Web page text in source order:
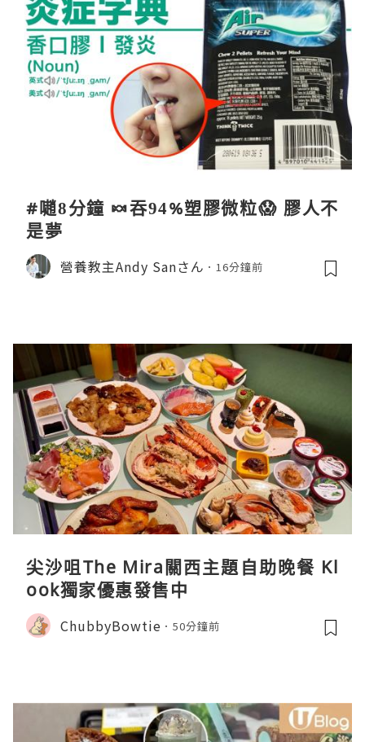
#𡁻8分鐘 🍬吞94%塑膠微粒😱 膠人不
是夢
營養教主Andy Sanさん 16分鐘前
尖沙咀The Mira關西主題自助晚餐 Kl
ook獨家優惠發售中
ChubbyBowtie 50分鐘前